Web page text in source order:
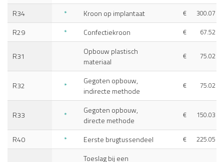
R34 * Kroon op implantaat € 300.07
R29 * Confectiekroon € 67.52
R31
Opbouw plastisch
materiaal
€ 75.02
R32 *
Gegoten opbouw,
indirecte methode
€ 75.02
R33 *
Gegoten opbouw,
directe methode
€ 150.03
R40 * Eerste brugtussendeel € 225.05
Toeslag bij een